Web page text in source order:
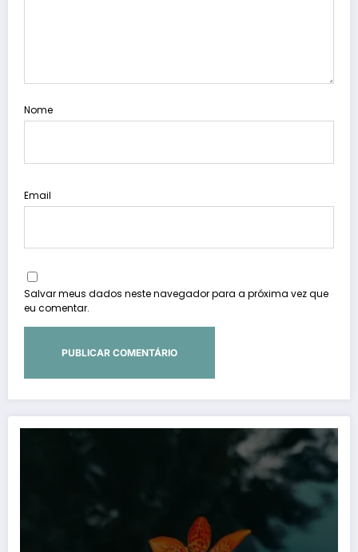
Nome
Email
Salvar meus dados neste navegador para a próxima vez que
eu comentar.